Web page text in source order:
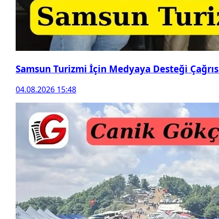
Samsun Turizmi İçin Medyaya Desteği
04.08.2026 15:48